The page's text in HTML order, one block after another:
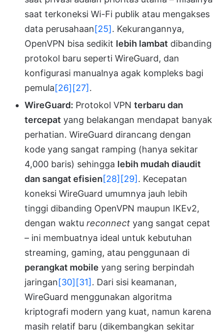
saat terkoneksi Wi-Fi publik atau mengakses
data perusahaan[25]. Kekurangannya,
OpenVPN bisa sedikit lebih lambat dibanding
protokol baru seperti WireGuard, dan
konfigurasi manualnya agak kompleks bagi
pemula[26][27] .
WireGuard: Protokol VPN terbaru dan
tercepat yang belakangan mendapat banyak
perhatian. WireGuard dirancang dengan
kode yang sangat ramping (hanya sekitar
4,000 baris) sehingga lebih mudah diaudit
dan sangat efisien[28] [29] . Kecepatan
koneksi WireGuard umumnya jauh lebih
tinggi dibanding OpenVPN maupun IKEv2,
dengan waktu reconnect yang sangat cepat
– ini membuatnya ideal untuk kebutuhan
streaming, gaming, atau penggunaan di
perangkat mobile yang sering berpindah
jaringan[30][31] . Dari sisi keamanan,
WireGuard menggunakan algoritma
kriptografi modern yang kuat, namun karena
masih relatif baru (dikembangkan sekitar